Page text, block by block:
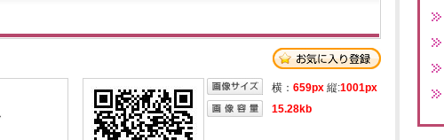
横： 659px 縦:1001px
15.28kb